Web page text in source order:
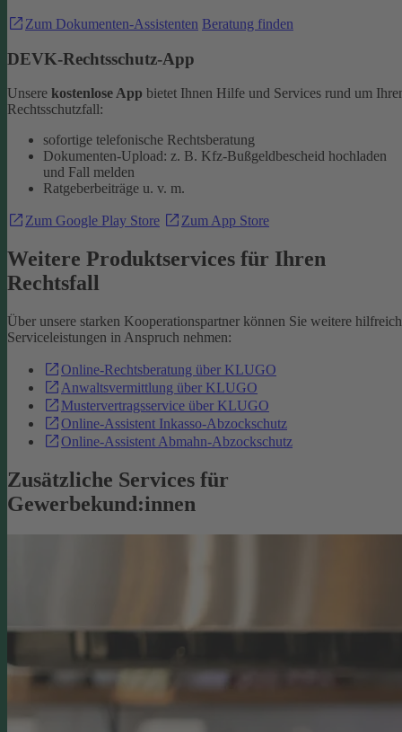
Zum Dokumenten-Assistenten Beratung finden
DEVK-Rechtsschutz-App
Unsere kostenlose App bietet Ihnen Hilfe und Services rund um
Rechtsschutzfall:
sofortige telefonische Rechtsberatung
Dokumenten-Upload: z. B. Kfz-Bußgeldbescheid hochladen
und Fall melden
Ratgeberbeiträge u. v. m.
Zum Google Play Store Zum App Store
Weitere Produktservices für Ihren
Rechtsfall
Über unsere starken Kooperationspartner können Sie weitere
Serviceleistungen in Anspruch nehmen:
Online-Rechtsberatung über KLUGO
Anwaltsvermittlung über KLUGO
Mustervertragsservice über KLUGO
Online-Assistent Inkasso-Abzockschutz
Online-Assistent Abmahn-Abzockschutz
Zusätzliche Services für
Gewerbekund:innen